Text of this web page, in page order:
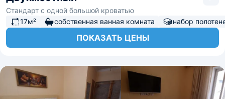
Стандарт с одной большой кроватью
17м²
собственная ванная комната набор
ПОКАЗАТЬ ЦЕНЫ